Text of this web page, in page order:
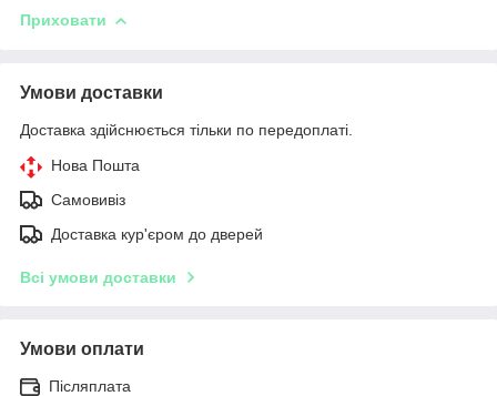
Приховати
Умови доставки
Доставка здійснюється тільки по передоплаті.
Нова Пошта
Самовивіз
Доставка кур'єром до дверей
Всі умови доставки
Умови оплати
Післяплата